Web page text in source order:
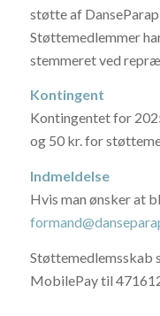
støtte af
Støttemedlemmer
stemmeret ved
Kontingent
Kontingentet for
og 50 kr. for
Indmeldelse
Hvis man ønsker at
Støttemedlemsskab
MobilePay til